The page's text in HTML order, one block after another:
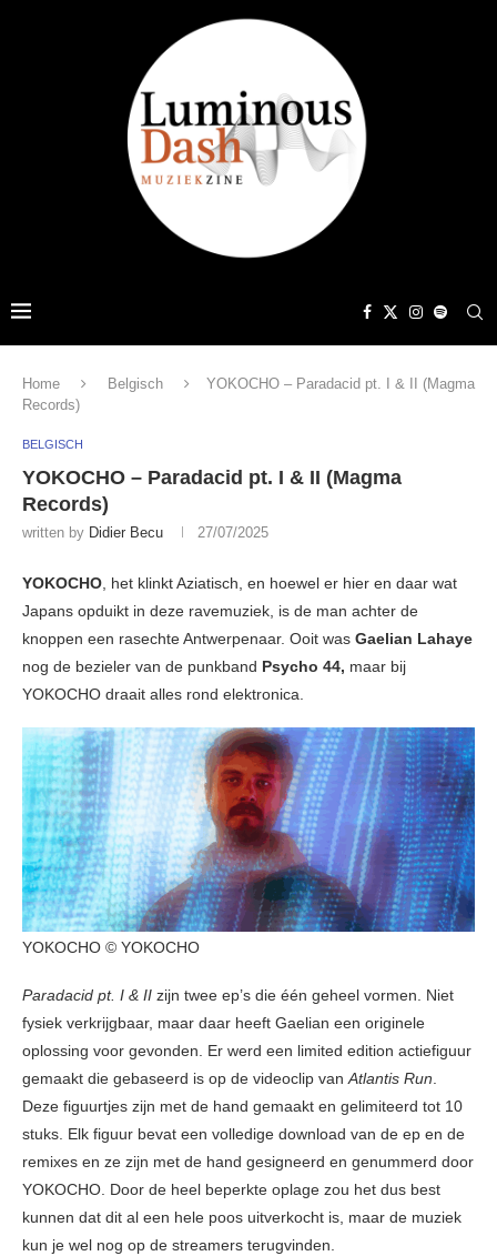
Home Belgisch
YOKOCHO – Paradacid pt. I & II (Magma
Records)
BELGISCH
YOKOCHO – Paradacid pt. I & II (Magma
Records)
written by Didier Becu 27/07/2025
YOKOCHO, het klinkt Aziatisch, en hoewel er hier en daar wat
Japans opduikt in deze ravemuziek, is de man achter de
knoppen een rasechte Antwerpenaar. Ooit was Gaelian Lahaye
nog de bezieler van de punkband Psycho 44, maar bij
YOKOCHO draait alles rond elektronica.
YOKOCHO © YOKOCHO
Paradacid pt. I & II zijn twee ep’s die één geheel vormen. Niet
fysiek verkrijgbaar, maar daar heeft Gaelian een originele
oplossing voor gevonden. Er werd een limited edition actiefiguur
gemaakt die gebaseerd is op de videoclip vanAtlantis Run.
Deze figuurtjes zijn met de hand gemaakt en gelimiteerd tot 10
stuks. Elk figuur bevat een volledige download van de ep en de
remixes en ze zijn met de hand gesigneerd en genummerd door
YOKOCHO. Door de heel beperkte oplage zou het dus best
kunnen dat dit al een hele poos uitverkocht is, maar de muziek
kun je wel nog op de streamers terugvinden.